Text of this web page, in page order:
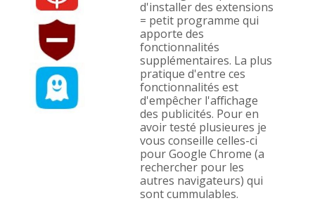
d'installer des extensions
= petit programme qui
apporte des
fonctionnalités
supplémentaires. La plus
pratique d'entre ces
fonctionnalités est
d'empêcher l'affichage
des publicités. Pour en
avoir testé plusieures je
vous conseille celles-ci
pour Google Chrome (a
rechercher pour les
autres navigateurs) qui
sont cummulables.